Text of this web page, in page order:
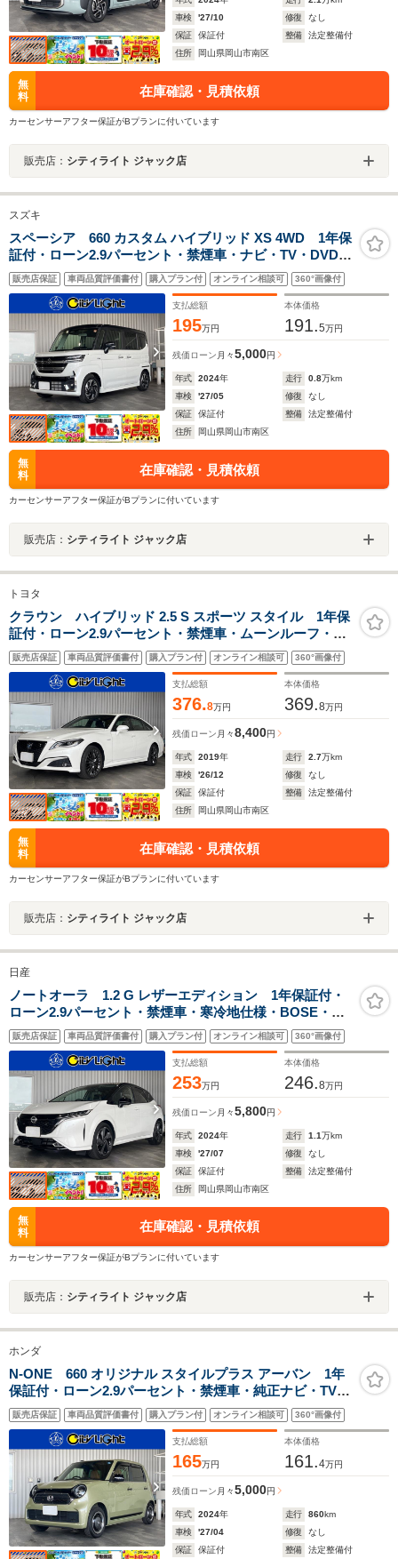
車検
'27/10 修復
なし
保証
保証付 整備
法定整備付
住所
岡山県岡山市南区
無
料
在庫確認・見積依頼
カーセンサーアフター保証がBプランに付いています
販売店： シティライト ジャック店
スズキ
スペーシア 660 カスタム ハイブリッド XS 4WD 1年保
証付・ローン2.9パーセント・禁煙車・ナビ・TV・DVD・
Bluetooth・バックモニター・スズキセーフティ・アイド
リングストップ・クルーズコントロール・両側パワース
ライド・シートヒーター・LEDオートライト
販売店保証 車両品質評価書付 購入プラン付 オンライン相談可 360°画像付
支払総額
195万円
本体価格
191.5万円
残価ローン 月々5,000円
年式 2024年 走行 0.8万km
車検
'27/05 修復
なし
保証
保証付 整備
法定整備付
住所
岡山県岡山市南区
無
料
在庫確認・見積依頼
カーセンサーアフター保証がBプランに付いています
販売店： シティライト ジャック店
トヨタ
クラウン ハイブリッド 2.5 S スポーツ スタイル 1年保
証付・ローン2.9パーセント・禁煙車・ムーンルーフ・パ
ノラミックビューモニター・パーキングアシスト・
ETC2.0・新品タイヤ・純正ナビ・TV・DVD・
Bluetooth・クルーズコントロール・ブラインドスポット
モニター
販売店保証 車両品質評価書付 購入プラン付 オンライン相談可 360°画像付
支払総額
376.8万円
本体価格
369.8万円
残価ローン 月々8,400円
年式 2019年 走行 2.7万km
車検
'26/12 修復
なし
保証
保証付 整備
法定整備付
住所
岡山県岡山市南区
無
料
在庫確認・見積依頼
カーセンサーアフター保証がBプランに付いています
販売店： シティライト ジャック店
日産
ノートオーラ 1.2 G レザーエディション 1年保証付・
ローン2.9パーセント・禁煙車・寒冷地仕様・BOSE・プ
ロパイロット・シートヒーター・ステアリングヒータ
ー・SOS・ワイヤレス充電・ETC2.0・ナビ・TV・
Bluetooth・アラウンドビューモニター・前後ドラレコ
販売店保証 車両品質評価書付 購入プラン付 オンライン相談可 360°画像付
支払総額
253万円
本体価格
246.8万円
残価ローン 月々5,800円
年式 2024年 走行 1.1万km
車検
'27/07 修復
なし
保証
保証付 整備
法定整備付
住所
岡山県岡山市南区
無
料
在庫確認・見積依頼
カーセンサーアフター保証がBプランに付いています
販売店： シティライト ジャック店
ホンダ
N-ONE 660 オリジナル スタイルプラス アーバン 1年
保証付・ローン2.9パーセント・禁煙車・純正ナビ・TV・
Bluetooth・USB・バックモニター・ホンダセンシング・
アイドリングストップ・クルーズコントロール・電子パ
ーキング・シートヒーター・前後ドラレコ・ETC
販売店保証 車両品質評価書付 購入プラン付 オンライン相談可 360°画像付
支払総額
165万円
本体価格
161.4万円
残価ローン 月々5,000円
年式 2024年 走行 860km
車検
'27/04 修復
なし
保証
保証付 整備
法定整備付